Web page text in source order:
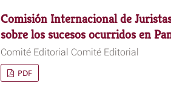
Comisión Internacional de
sobre los sucesos ocurridos en
Comité Editorial Comité Editorial
PDF